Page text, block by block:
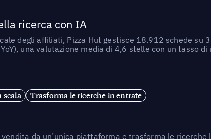
ricerca con IA
degli affiliati, Pizza Hut gestisce 18.912 schede su
una valutazione media di 4,6 stelle con un tasso
scala Trasforma le ricerche in entrate
da un’unica piattaforma e trasforma le ricerche